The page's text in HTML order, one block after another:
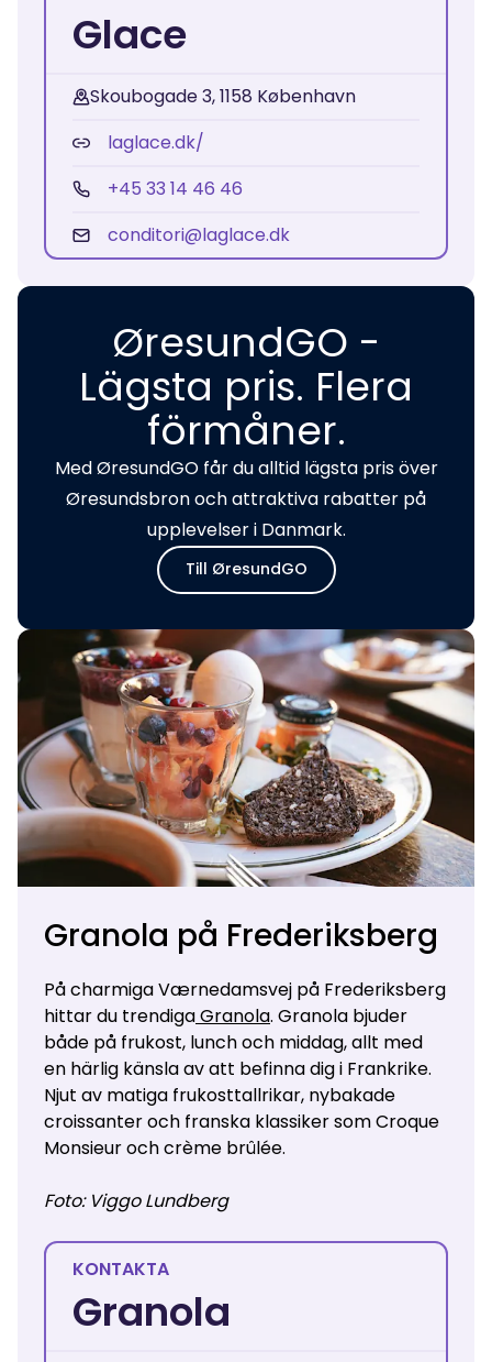
Glace
Skoubogade 3, 1158 København
laglace.dk/
+45 33 14 46 46
conditori@laglace.dk
ØresundGO -
Lägsta pris. Flera
förmåner.
Med ØresundGO får du alltid lägsta pris över
Øresundsbron och attraktiva rabatter på
upplevelser i Danmark.
Till ØresundGO
Granola på Frederiksberg
På charmiga Værnedamsvej på Frederiksberg
hittar du trendigaGranola. Granola bjuder
både på frukost, lunch och middag, allt med
en härlig känsla av att befinna dig i Frankrike.
Njut av matiga frukosttallrikar, nybakade
croissanter och franska klassiker som Croque
Monsieur ochcrème brûlée.
Foto: Viggo Lundberg
KONTAKTA
Granola